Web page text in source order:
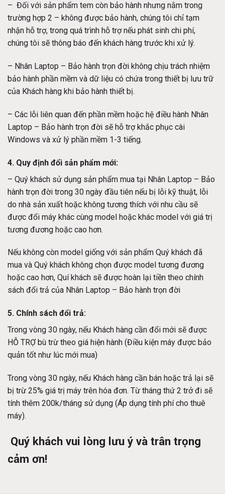
– Đối với sản phẩm tem còn bảo hành nhưng nằm trong
trường hợp 2 – không được bảo hành, chúng tôi chỉ tạm
nhận hỗ trợ, trong quá trình hỗ trợ nếu phát sinh chi phí,
chúng tôi sẽ thông báo đến khách hàng trước khi xử lý.
– Nhân Laptop – Bảo hành trọn đời không chịu trách nhiệm
bảo hành phần mềm và dữ liệu có chứa trong thiết bị lưu trữ
của Khách hàng khi bảo hành thiết bị.
– Các lỗi liên quan đến phần mềm hoặc hệ điều hành Nhân
Laptop – Bảo hành trọn đời sẽ hỗ trợ khắc phục cài
Windows và xử lý phần mềm 1-3 tiếng.
4. Quy định đổi sản phẩm mới:
– Quý khách sử dụng sản phẩm mua tại Nhân Laptop – Bảo
hành trọn đời trong 30 ngày đầu tiên nếu bị lỗi kỹ thuật, lỗi
do nhà sản xuất hoặc không tương thích với nhu cầu sẽ
được đổi máy khác cùng model hoặc khác model với giá trị
tương đương hoặc cao hơn.
Nếu không còn model giống với sản phẩm Quý khách đã
mua và Quý khách không chọn được model tương đương
hoặc cao hơn, Quí khách sẽ được hoàn lại tiền theo chính
sách đổi trả của Nhân Laptop – Bảo hành trọn đời
5. Chính sách đổi trả:
Trong vòng 30 ngày, nếu Khách hàng cần đổi mới sẽ được
HỖ TRỢ bù trừ theo giá hiện hành (Điều kiện máy được bảo
quản tốt như lúc mới mua)
Trong vòng 30 ngày, nếu Khách hàng cần bán hoặc trả lại sẽ
bị trừ 25% giá trị máy trên hóa đơn. Từ tháng thứ 2 trở đi sẽ
tính thêm 200k/tháng sử dụng (Áp dụng tính phí cho thuê
máy).
Quý khách vui lòng lưu ý và trân trọng
cảm ơn!